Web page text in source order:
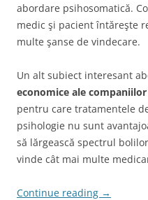
abordare psihosomatică.
medic şi pacient întăreşte
multe şanse de vindecare.
Un alt subiect interesant
economice ale
pentru care tratamentele
psihologie nu sunt
să lărgească spectrul
vinde cât mai multe
Continue reading →